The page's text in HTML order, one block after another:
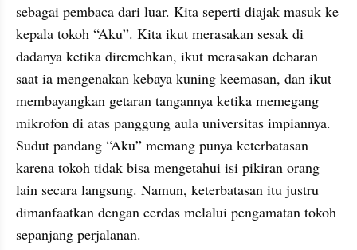
sebagai pembaca dari luar. Kita seperti diajak masuk ke
kepala tokoh “Aku”. Kita ikut merasakan sesak di
dadanya ketika diremehkan, ikut merasakan debaran
saat ia mengenakan kebaya kuning keemasan, dan ikut
membayangkan getaran tangannya ketika memegang
mikrofon di atas panggung aula universitas impiannya.
Sudut pandang “Aku” memang punya keterbatasan
karena tokoh tidak bisa mengetahui isi pikiran orang
lain secara langsung. Namun, keterbatasan itu justru
dimanfaatkan dengan cerdas melalui pengamatan tokoh
sepanjang perjalanan.